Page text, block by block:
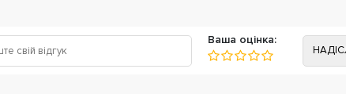
Ваша оцінка: